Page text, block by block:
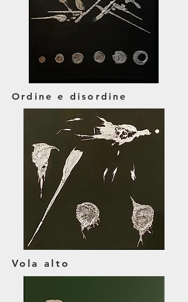
Ordine e disordine
Vola alto